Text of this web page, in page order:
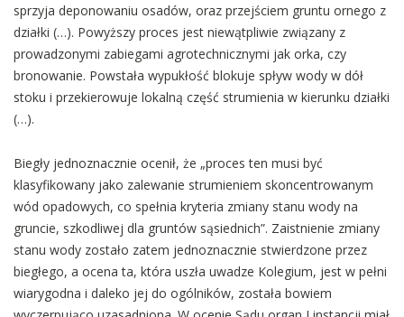
sprzyja deponowaniu osadów, oraz przejściem gruntu ornego z
działki (…). Powyższy proces jest niewątpliwie związany z
prowadzonymi zabiegami agrotechnicznymi jak orka, czy
bronowanie. Powstała wypukłość blokuje spływ wody w dół
stoku i przekierowuje lokalną część strumienia w kierunku działki
(…).
Biegły jednoznacznie ocenił, że „proces ten musi być
klasyfikowany jako zalewanie strumieniem skoncentrowanym
wód opadowych, co spełnia kryteria zmiany stanu wody na
gruncie, szkodliwej dla gruntów sąsiednich”. Zaistnienie zmiany
stanu wody zostało zatem jednoznacznie stwierdzone przez
biegłego, a ocena ta, która uszła uwadze Kolegium, jest w pełni
wiarygodna i daleko jej do ogólników, została bowiem